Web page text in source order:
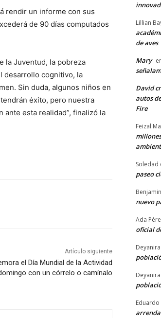
rendir un informe con sus
de 90 días computados
la Juventud, la pobreza
desarrollo cognitivo, la
Sin duda, algunos niños en
éxito, pero nuestra
ante esta realidad”, finalizó la
Artículo siguiente
el Día Mundial de la Actividad
con un córrelo o camínalo
Lillian
de aves
Mary
David
autos
Fire
Feizal
Soledad
paseo
nuevo
Ada
oficial
Deyanira
Deyanira